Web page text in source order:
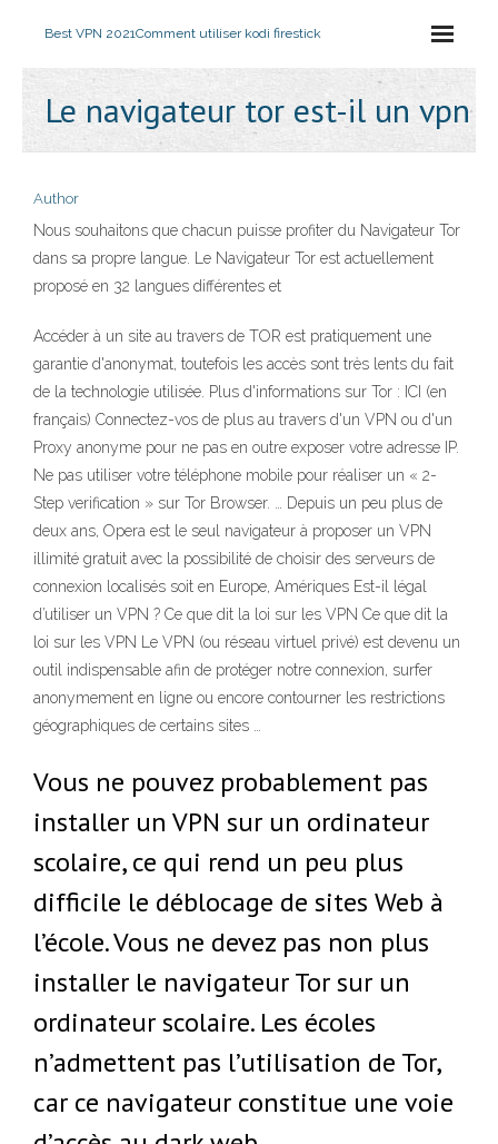
Best VPN 2021Comment utiliser kodi firestick
Le navigateur tor est-il un vpn
Author
Nous souhaitons que chacun puisse profiter du Navigateur Tor
dans sa propre langue. Le Navigateur Tor est actuellement
proposé en 32 langues différentes et
Accéder à un site au travers de TOR est pratiquement une
garantie d'anonymat, toutefois les accès sont très lents du fait
de la technologie utilisée. Plus d'informations sur Tor : ICI (en
français) Connectez-vos de plus au travers d'un VPN ou d'un
Proxy anonyme pour ne pas en outre exposer votre adresse IP.
Ne pas utiliser votre téléphone mobile pour réaliser un « 2-
Step verification » sur Tor Browser. … Depuis un peu plus de
deux ans, Opera est le seul navigateur à proposer un VPN
illimité gratuit avec la possibilité de choisir des serveurs de
connexion localisés soit en Europe, Amériques Est-il légal
d’utiliser un VPN ? Ce que dit la loi sur les VPN Ce que dit la
loi sur les VPN Le VPN (ou réseau virtuel privé) est devenu un
outil indispensable afin de protéger notre connexion, surfer
anonymement en ligne ou encore contourner les restrictions
géographiques de certains sites …
Vous ne pouvez probablement pas
installer un VPN sur un ordinateur
scolaire, ce qui rend un peu plus
difficile le déblocage de sites Web à
l’école. Vous ne devez pas non plus
installer le navigateur Tor sur un
ordinateur scolaire. Les écoles
n’admettent pas l’utilisation de Tor,
car ce navigateur constitue une voie